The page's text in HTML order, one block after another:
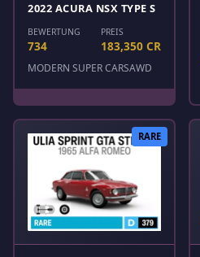
2022 ACURA NSX TYPE S
BEWERTUNG
734
PREIS
183,350 CR
MODERN SUPER CARSAWD
RARE